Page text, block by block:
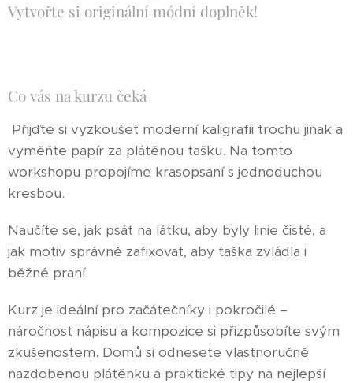
Vytvořte si originální módní doplněk!
Co vás na kurzu čeká
Přijďte si vyzkoušet moderní kaligrafii trochu jinak a
vyměňte papír za plátěnou tašku. Na tomto
workshopu propojíme krasopsaní s jednoduchou
kresbou.
Naučíte se, jak psát na látku, aby byly linie čisté, a
jak motiv správně zafixovat, aby taška zvládla i
běžné praní.
Kurz je ideální pro začátečníky i pokročilé –
náročnost nápisu a kompozice si přizpůsobíte svým
zkušenostem. Domů si odnesete vlastnoručně
nazdobenou plátěnku a praktické tipy na nejlepší